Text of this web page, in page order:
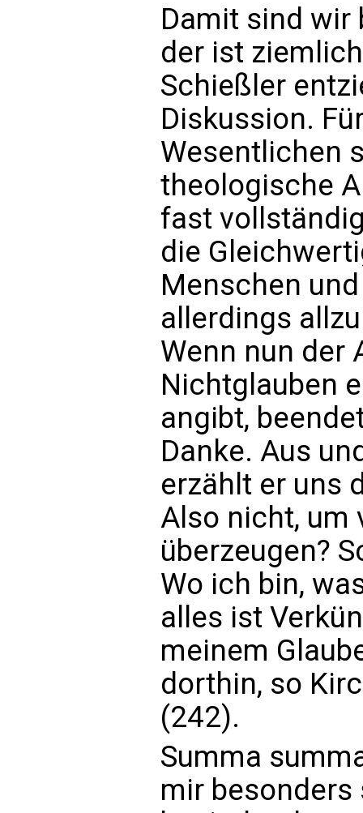
Damit sind wir
der ist
Schießler
Diskussion.
Wesentlichen
theologische
fast
die
Menschen
allerdings
Wenn nun der
Nichtglauben
angibt,
Danke. Aus
erzählt er uns
Also nicht, um
überzeugen?
Wo ich bin,
alles ist
meinem
dorthin, so
(242).
Summa
mir